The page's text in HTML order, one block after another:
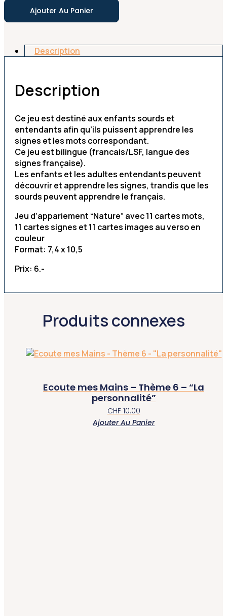
Ajouter Au Panier
Description
Description
Ce jeu est destiné aux enfants sourds et
entendants afin qu’ils puissent apprendre les
signes et les mots correspondant.
Ce jeu est bilingue (francais/LSF, langue des
signes française).
Les enfants et les adultes entendants peuvent
découvrir et apprendre les signes, trandis que les
sourds peuvent apprendre le français.
Jeu d’appariement “Nature” avec 11 cartes mots,
11 cartes signes et 11 cartes images au verso en
couleur
Format: 7,4 x 10,5
Prix: 6.-
Produits connexes
Ecoute mes Mains – Thème 6 – “La
personnalité”
CHF10.00
Ajouter Au Panier